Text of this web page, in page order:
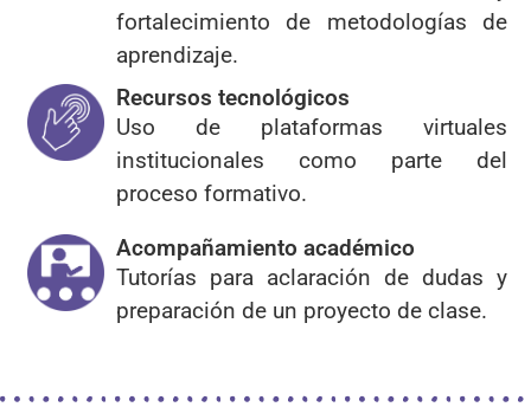
fortalecimiento de metodologías de
aprendizaje.
Recursos tecnológicos
Uso de plataformas virtuales
institucionales como parte del
proceso formativo.
Acompañamiento académico
Tutorías para aclaración de dudas y
preparación de un proyecto de clase.